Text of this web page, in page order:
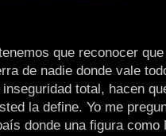
que reconocer
de nadie donde vale
total, hacen
la define. Yo me
donde una figura como